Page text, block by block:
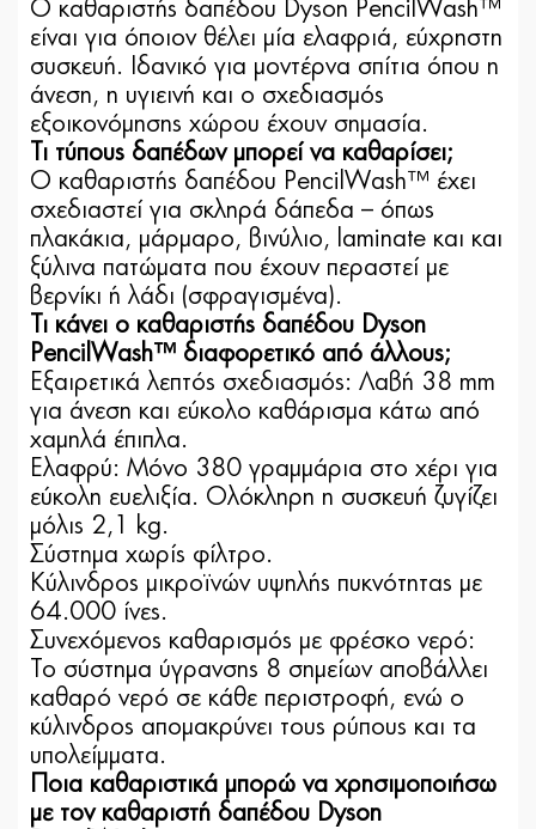
Ο καθαριστής δαπέδου Dyson PencilWash™
είναι για όποιον θέλει μία ελαφριά, εύχρηστη
συσκευή. Ιδανικό για μοντέρνα σπίτια όπου η
άνεση, η υγιεινή και ο σχεδιασμός
εξοικονόμησης χώρου έχουν σημασία.
Τι τύπους δαπέδων μπορεί να καθαρίσει;
Ο καθαριστής δαπέδου PencilWash™ έχει
σχεδιαστεί για σκληρά δάπεδα – όπως
πλακάκια, μάρμαρο, βινύλιο, laminate και και
ξύλινα πατώματα που έχουν περαστεί με
βερνίκι ή λάδι (σφραγισμένα).
Τι κάνει ο καθαριστής δαπέδου Dyson
PencilWash™ διαφορετικό από άλλους;
Εξαιρετικά λεπτός σχεδιασμός: Λαβή 38 mm
για άνεση και εύκολο καθάρισμα κάτω από
χαμηλά έπιπλα.
Ελαφρύ: Μόνο 380 γραμμάρια στο χέρι για
εύκολη ευελιξία. Ολόκληρη η συσκευή ζυγίζει
μόλις 2,1 kg.
Σύστημα χωρίς φίλτρο.
Κύλινδρος μικροϊνών υψηλής πυκνότητας με
64.000 ίνες.
Συνεχόμενος καθαρισμός με φρέσκο ​​νερό:
Το σύστημα ύγρανσης 8 σημείων αποβάλλει
καθαρό νερό σε κάθε περιστροφή, ενώ ο
κύλινδρος απομακρύνει τους ρύπους και τα
υπολείμματα.
Ποια καθαριστικά μπορώ να χρησιμοποιήσω
με τον καθαριστή δαπέδου Dyson